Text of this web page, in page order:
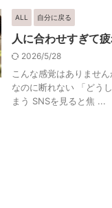
ALL 自分に戻る
人に合わせすぎて
2026/5/28
こんな感覚はありませ
なのに断れない 「どう
まう SNSを見ると焦 ...